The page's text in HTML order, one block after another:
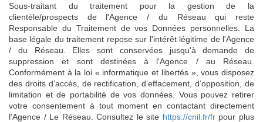
Sous-traitant du traitement pour la gestion de la
clientèle/prospects de l'Agence / du Réseau qui reste
Responsable du Traitement de vos Données personnelles. La
base légale du traitement repose sur l'intérêt légitime de l'Agence
/ du Réseau. Elles sont conservées jusqu'à demande de
suppression et sont destinées à l'Agence / au Réseau.
Conformément à la loi « informatique et libertés », vous disposez
des droits d’accès, de rectification, d’effacement, d’opposition, de
limitation et de portabilité de vos données. Vous pouvez retirer
votre consentement à tout moment en contactant directement
l’Agence / Le Réseau. Consultez le site https://cnil.fr/frpour plus